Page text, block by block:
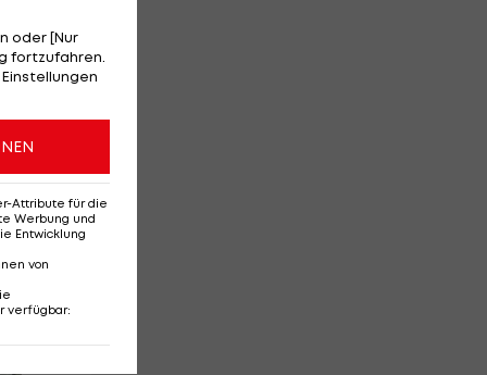
oder [Nur
fortzufahren.
Attribute für die
Werbung und
Entwicklung
von
verfügbar: